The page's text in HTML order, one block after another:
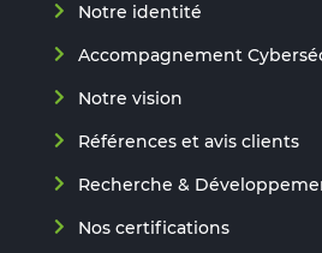
Notre identité
Accompagnement
Notre vision
Références et avis clients
Recherche &
Nos certifications